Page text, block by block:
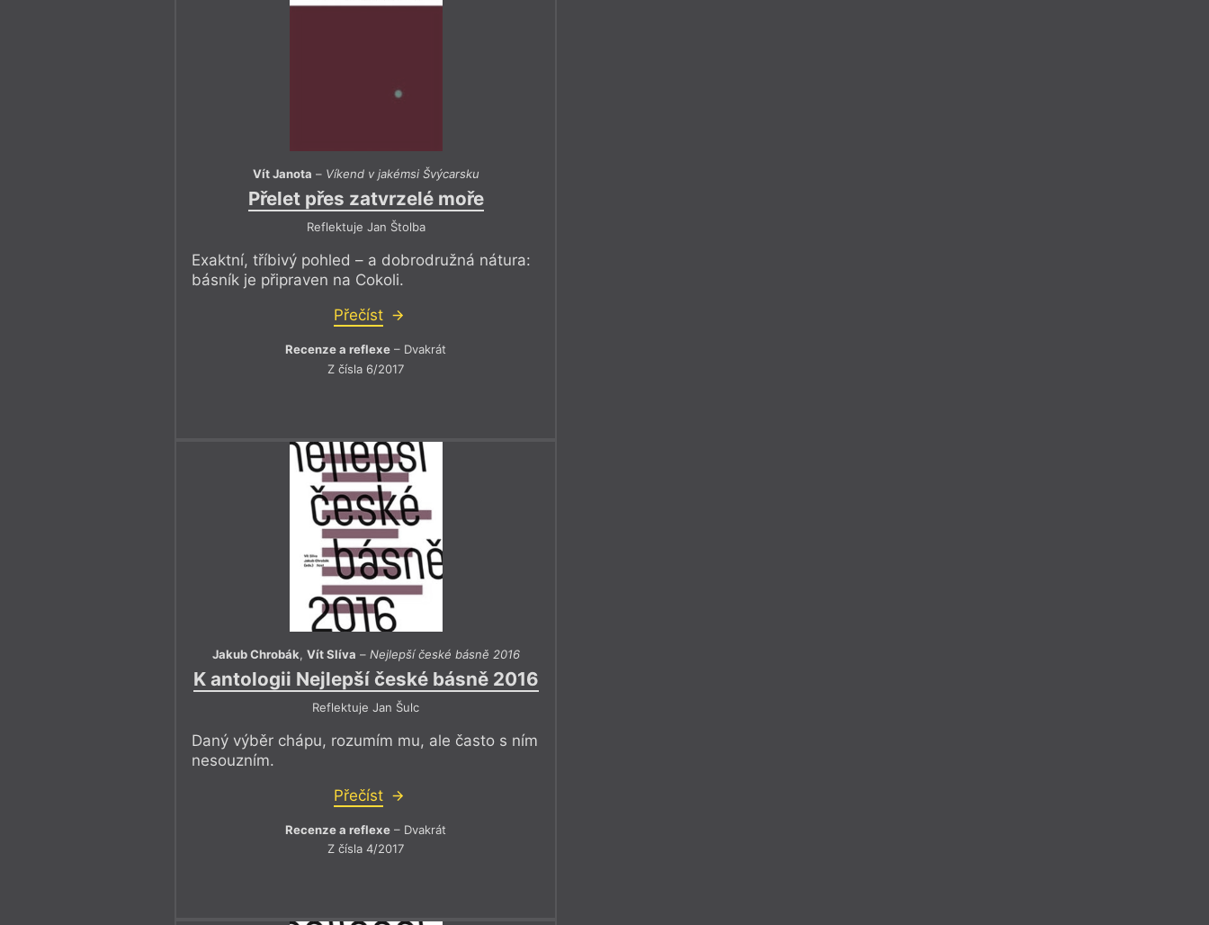
Vít Janota – Víkend v jakémsi Švýcarsku
Přelet přes zatvrzelé moře
Reflektuje Jan Štolba
Exaktní, tříbivý pohled – a dobrodružná nátura:
básník je připraven na Cokoli.
Přečíst
Recenze a reflexe – Dvakrát
Z čísla 6/2017
Jakub Chrobák, Vít Slíva – Nejlepší české básně 2016
K antologii Nejlepší české básně 2016
Reflektuje Jan Šulc
Daný výběr chápu, rozumím mu, ale často s ním
nesouzním.
Přečíst
Recenze a reflexe – Dvakrát
Z čísla 4/2017